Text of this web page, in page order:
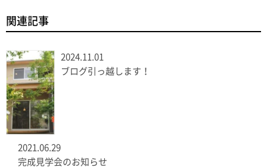
関連記事
2024.11.01
ブログ引っ越します！
2021.06.29
完成見学会のお知らせ